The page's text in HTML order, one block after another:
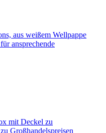
aus weißem Wellpappe
ansprechende